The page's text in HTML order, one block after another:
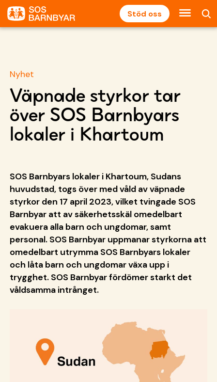
Stöd oss
Nyhet
Väpnade styrkor tar
över SOS Barnbyars
lokaler i Khartoum
SOS Barnbyars lokaler i Khartoum, Sudans
huvudstad, togs över med våld av väpnade
styrkor den 17 april 2023, vilket tvingade SOS
Barnbyar att av säkerhetsskäl omedelbart
evakuera alla barn och ungdomar, samt
personal. SOS Barnbyar uppmanar styrkorna att
omedelbart utrymma SOS Barnbyars lokaler
och låta barn och ungdomar växa upp i
trygghet. SOS Barnbyar fördömer starkt det
våldsamma intrånget.